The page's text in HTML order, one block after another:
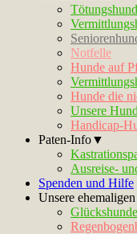
Notfelle
Hunde auf
Hunde die
Unsere
Handicap-
Paten-Info▼
Ausreise-
Spenden und Hilfe
Unsere
Glückshunde